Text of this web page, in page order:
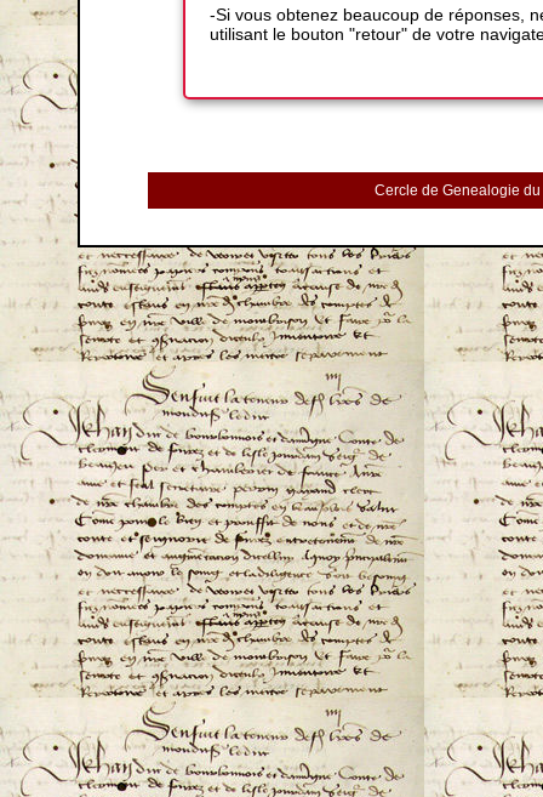
-Si vous obtenez beaucoup de réponses,
utilisant le bouton "retour" de votre
Cercle de Genealogie